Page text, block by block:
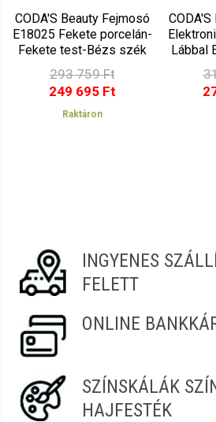
CODA'S Beauty Fejmosó
E18025 Fekete porcelán-
Fekete test-Bézs szék
25
293 759 Ft
249 695 Ft
Raktáron
Lábbal
INGYENES
FELETT
ONLINE
SZÍNSKÁLÁK
HAJFESTÉK